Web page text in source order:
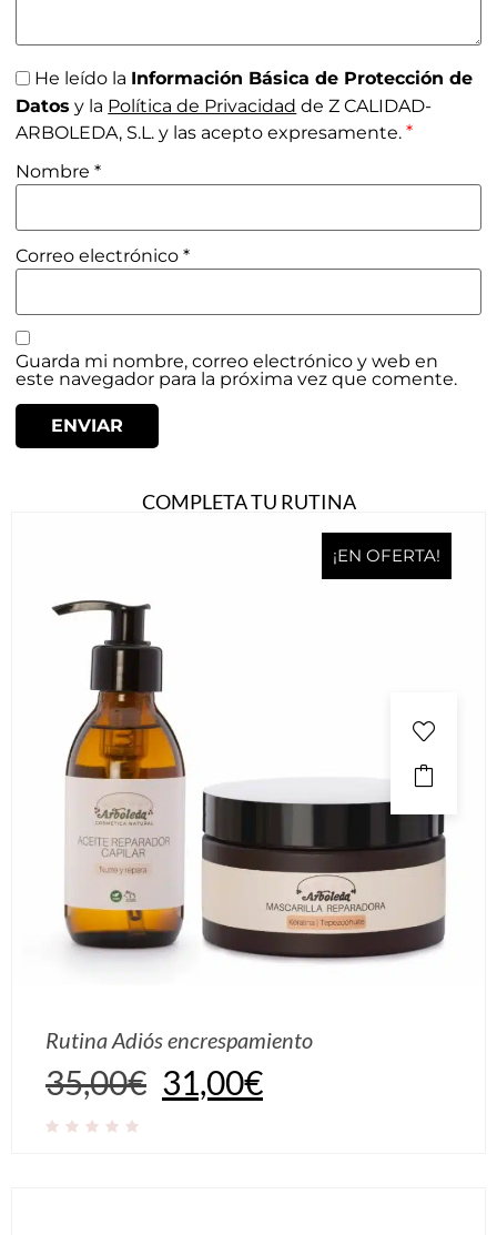
He leído la Información Básica de Protección de
Datos y la Política de Privacidad de Z CALIDAD-
ARBOLEDA, S.L. y las acepto expresamente. *
Nombre*
Correo electrónico*
Guarda mi nombre, correo electrónico y web en
este navegador para la próxima vez que comente.
COMPLETA TU RUTINA
¡EN OFERTA!
Rutina Adiós encrespamiento
35,00€ 31,00€